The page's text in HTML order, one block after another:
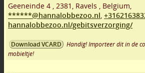
Geeneinde 4
2381 Ravels
Belgium,
******@hannalobbezoo.nl
hannalobbezoo.nl/gebitsverzorging/
Download VCARD
Handig! Importeer dit in de
mobieltje!